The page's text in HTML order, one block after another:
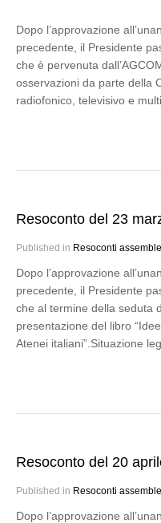
Dopo l’approvazione
precedente, il Presidente
che è pervenuta
osservazioni da parte della
radiofonico, televisivo e
Resoconto del 23
Published in Resoconti
Dopo l’approvazione
precedente, il Presidente
che al termine della seduta
presentazione del libro
Atenei italiani”.Situazione
Resoconto del 20
Published in Resoconti
Dopo l’approvazione